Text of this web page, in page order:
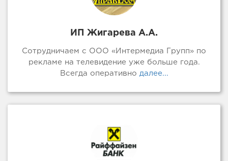
ИП Жигарева А.А.
Сотрудничаем с ООО «Интермедиа Групп» по
рекламе на телевидение уже больше года.
Всегда оперативно далее...